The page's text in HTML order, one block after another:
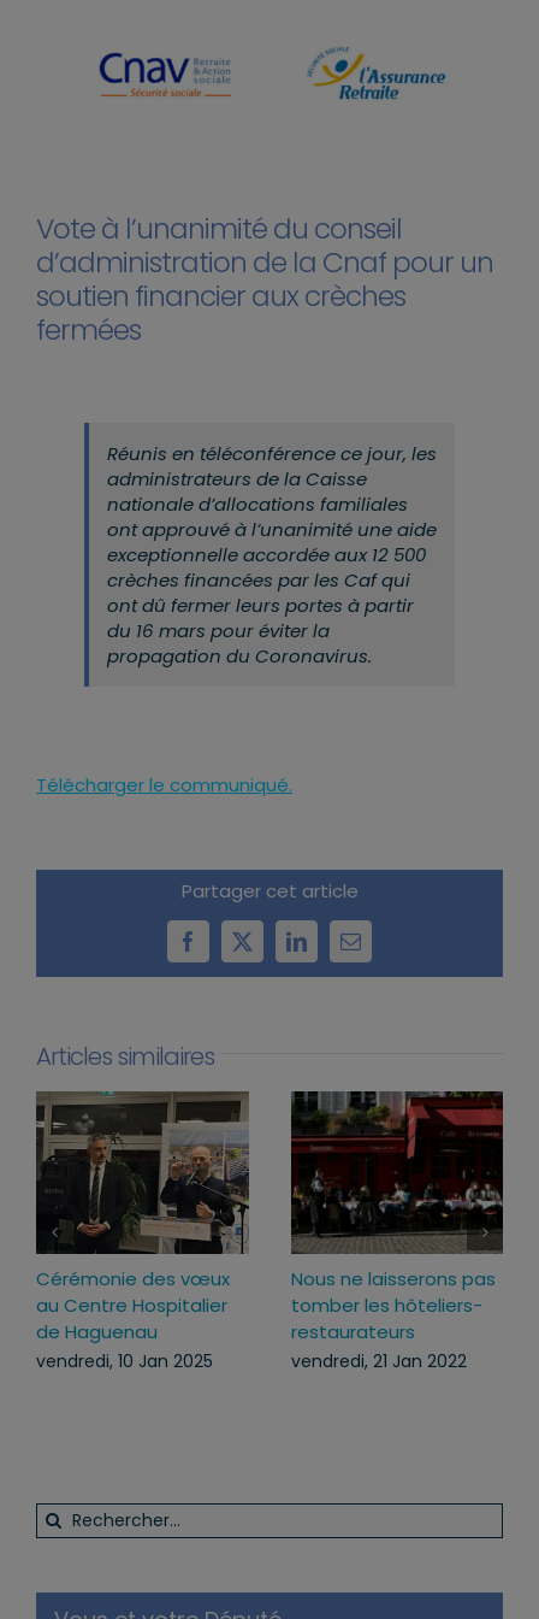
Vote à l’unanimité du conseil
d’administration de la Cnaf pour un
soutien financier aux crèches
fermées
Réunis en téléconférence ce jour, les
administrateurs de la Caisse
nationale d’allocations familiales
ont approuvé à l’unanimité une aide
exceptionnelle accordée aux 12 500
crèches financées par les Caf qui
ont dû fermer leurs portes à partir
du 16 mars pour éviter la
propagation du Coronavirus.
Télécharger le communiqué.
Partager cet article
Facebook
X LinkedInEmail
Articles similaires
Cérémonie des vœux
au Centre Hospitalier
de Haguenau
vendredi, 10 Jan 2025
Nous ne laisserons pas
tomber les hôteliers-
restaurateurs
vendredi, 21 Jan 2022
Rechercher: